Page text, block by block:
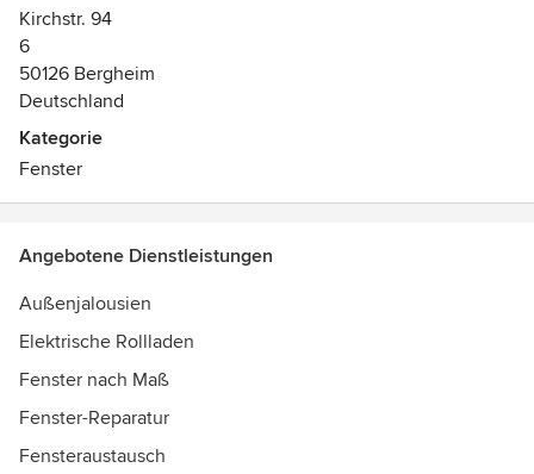
Kirchstr. 94
6
50126 Bergheim
Deutschland
Kategorie
Fenster
Angebotene Dienstleistungen
Außenjalousien
Elektrische Rollladen
Fenster nach Maß
Fenster-Reparatur
Fensteraustausch